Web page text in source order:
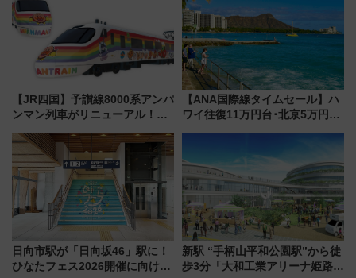
(40×30×20cm)おさらい
【JR四国】予讃線8000系アンパ
ンマン列車がリニューアル！内
今年12月
【ANA国際線タイムセール】ハ
ワイ往復11万円台･北京5万円台
ツ路線まとめ（8/10まで）
日向市駅が「日向坂46」駅に！
ひなたフェス2026開催に向けJR
新駅 “手柄山平和公園駅”から徒
歩3分「大和工業アリーナ姫路」